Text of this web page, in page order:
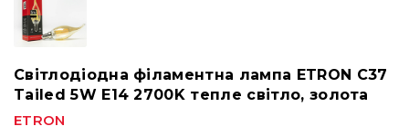
Світлодіодна філаментна лампа ETRON C37
Tailed 5W E14 2700K тепле світло, золота
ETRON